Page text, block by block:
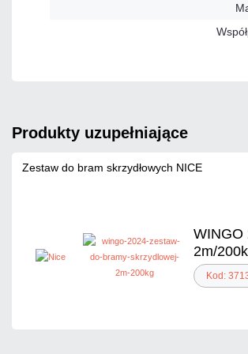
produkty uzupełniające
Zestaw do bram skrzydłowych NICE
WINGO
2m/
Kod: